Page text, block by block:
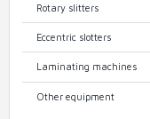
Rotary slitters
Eccentric slotters
Laminating machines
Other equipment